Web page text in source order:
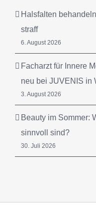
Halsfalten
straff
6. August 2026
Facharzt für Innere
neu bei JUVENIS in
3. August 2026
Beauty im Sommer:
sinnvoll sind?
30. Juli 2026